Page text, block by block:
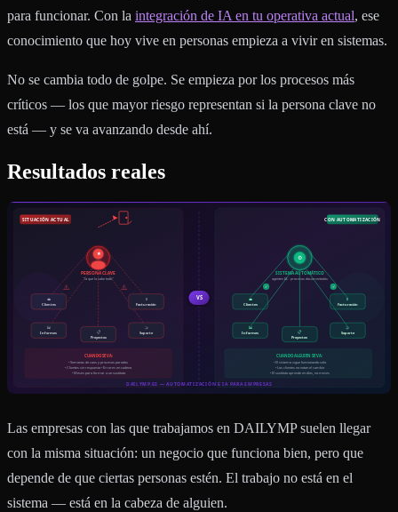
para funcionar. Con la integración de IA en tu operativa actual, ese
conocimiento que hoy vive en personas empieza a vivir en sistemas.
No se cambia todo de golpe. Se empieza por los procesos más
críticos — los que mayor riesgo representan si la persona clave no
está — y se va avanzando desde ahí.
Resultados reales
Las empresas con las que trabajamos en DAILYMP suelen llegar
con la misma situación: un negocio que funciona bien, pero que
depende de que ciertas personas estén. El trabajo no está en el
sistema — está en la cabeza de alguien.